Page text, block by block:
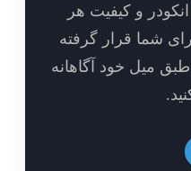
هر
گرفته
آگاهانه